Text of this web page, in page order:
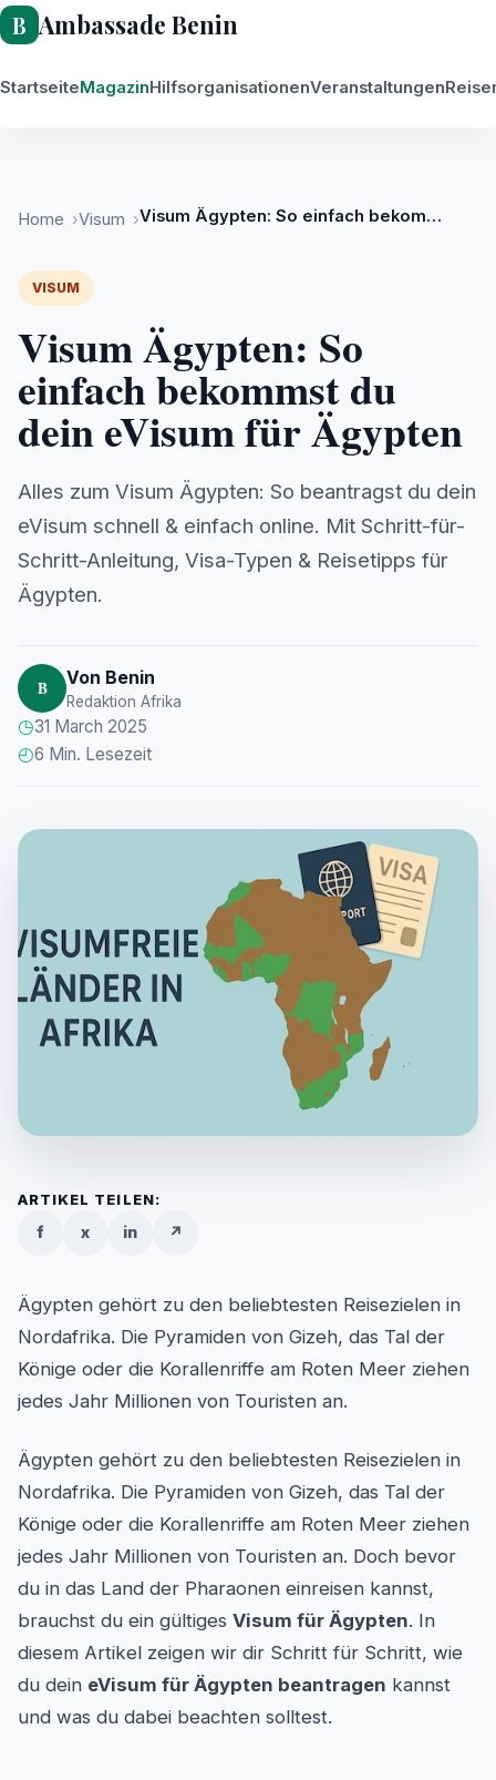
Ambassade Benin
StartseiteMagazinHilfsorganisationenVeranstaltungen
Visum für Afrika
Home Visum Visum Ägypten: So einfach bekommst du dein eVisum für Ägypten
VISUM
Visum Ägypten: So
einfach bekommst du
dein eVisum für Ägypten
Alles zum Visum Ägypten: So beantragst du dein
eVisum schnell & einfach online. Mit Schritt-für-
Schritt-Anleitung, Visa-Typen & Reisetipps für
Ägypten.
B Von Benin
Redaktion Afrika
◷31 March 2025
◴6 Min. Lesezeit
ARTIKEL TEILEN:
f x in ↗
Ägypten gehört zu den beliebtesten Reisezielen in
Nordafrika. Die Pyramiden von Gizeh, das Tal der
Könige oder die Korallenriffe am Roten Meer ziehen
jedes Jahr Millionen von Touristen an.
Ägypten gehört zu den beliebtesten Reisezielen in
Nordafrika. Die Pyramiden von Gizeh, das Tal der
Könige oder die Korallenriffe am Roten Meer ziehen
jedes Jahr Millionen von Touristen an. Doch bevor
du in das Land der Pharaonen einreisen kannst,
brauchst du ein gültiges Visum für Ägypten. In
diesem Artikel zeigen wir dir Schritt für Schritt, wie
du dein eVisum für Ägypten beantragen kannst
und was du dabei beachten solltest.